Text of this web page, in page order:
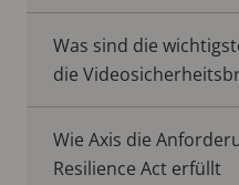
Was sind die
die
Wie Axis die
Resilience Act erfüllt